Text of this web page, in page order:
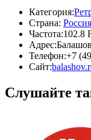
Категория:
Страна: Россия
Частота:102.8
Адрес:
Телефон:+7
Сайт:
Слушайте